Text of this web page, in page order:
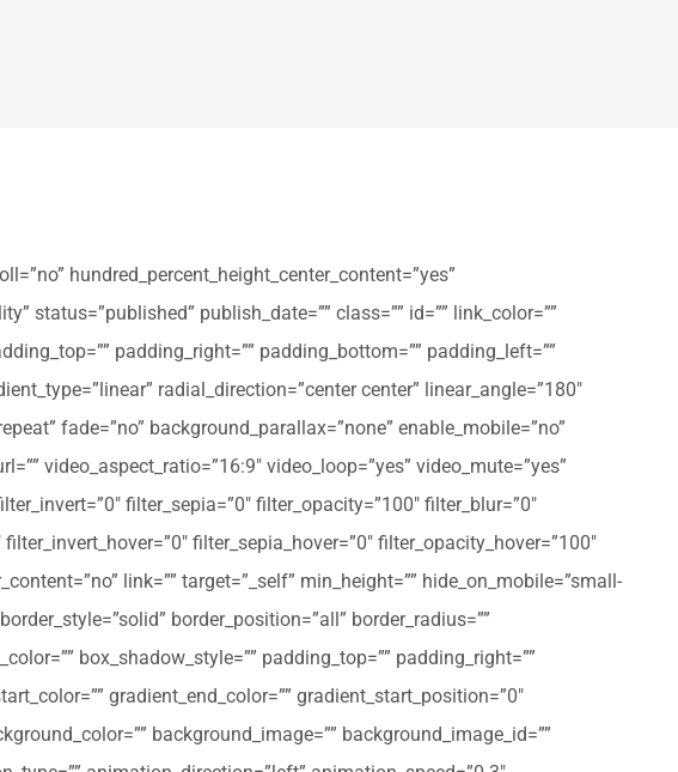
hundred_percent_height_center_content=”yes”
status=”published” publish_date=”” class=”” id=”” link_color=””
padding_right=”” padding_bottom=”” padding_left=””
radial_direction=”center center” linear_angle=”180″
fade=”no” background_parallax=”none” enable_mobile=”no”
video_aspect_ratio=”16:9″ video_loop=”yes” video_mute=”yes”
filter_sepia=”0″ filter_opacity=”100″ filter_blur=”0″
filter_sepia_hover=”0″ filter_opacity_hover=”100″
link=”” target=”_self” min_height=”” hide_on_mobile=”small-
border_position=”all” border_radius=””
box_shadow_style=”” padding_top=”” padding_right=””
gradient_end_color=”” gradient_start_position=”0″
background_image=”” background_image_id=””